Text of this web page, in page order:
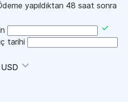
yapıldıktan 48 saat sonra
tarihi